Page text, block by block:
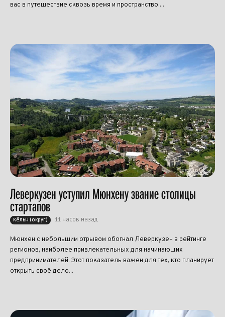
вас в путешествие сквозь время и пространство....
Леверкузен уступил Мюнхену звание столицы
стартапов
Кёльн (округ) 11 часов назад
Мюнхен с небольшим отрывом обогнал Леверкузен в рейтинге
регионов, наиболее привлекательных для начинающих
предпринимателей. Этот показатель важен для тех, кто планирует
открыть своё дело...